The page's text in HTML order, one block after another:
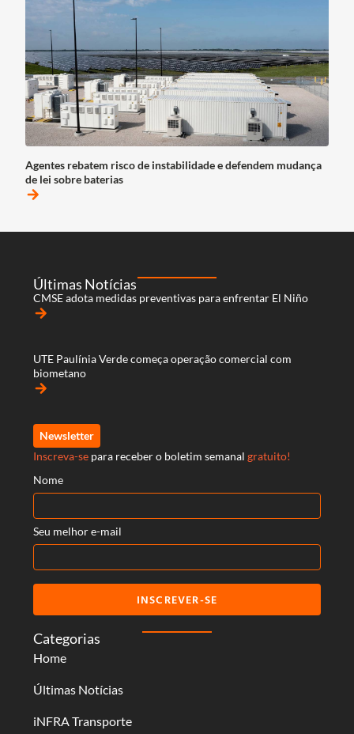
Agentes rebatem risco de instabilidade e defendem mudança
de lei sobre baterias
arrow_forward
Categorias
Home
Últimas Notícias
iNFRA Transporte
Últimas Notícias
CMSE adota medidas preventivas para enfrentar El Niño
arrow_forward
UTE Paulínia Verde começa operação comercial com
biometano
arrow_forward
Newsletter
Inscreva-se para receber o boletim semanal gratuito!
Nome
Seu melhor e-mail
INSCREVER-SE